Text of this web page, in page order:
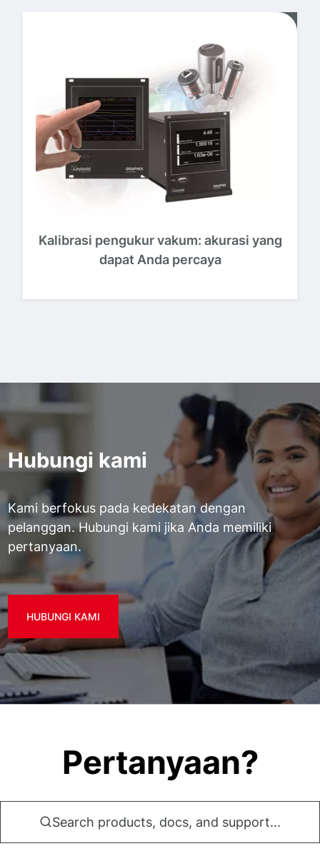
Kalibrasi pengukur vakum: akurasi yang
dapat Anda percaya
Hubungi kami
Kami berfokus pada kedekatan dengan
pelanggan. Hubungi kami jika Anda memiliki
pertanyaan.
HUBUNGI KAMI
Pertanyaan?
Search products, docs, and support...